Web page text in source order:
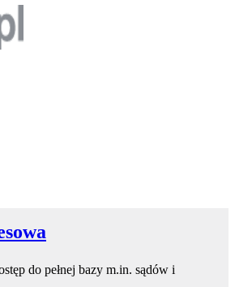
do pełnej bazy m.in. sądów i